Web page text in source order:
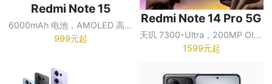
Redmi Note 15
6000mAh 电池，AMOLED 高刷屏，108MP 主摄
999元起
Redmi Note 14 Pro 5G
天玑 7300-Ultra，200MP OIS 主摄，5110mAh 电池
1599元起